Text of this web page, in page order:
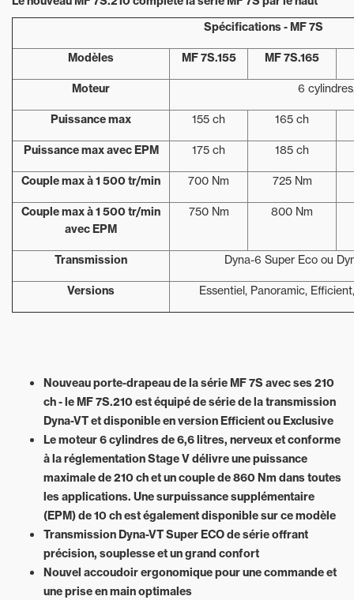
Spécifications - MF 7S
Modèles MF 7S.155 MF 7S.165
Moteur 6
Puissance max 155 ch 165 ch
Puissance max avec EPM 175 ch 185 ch
Couple max à 1 500 tr/min 700 Nm 725 Nm
Couple max à 1 500 tr/min
avec EPM
750 Nm 800 Nm
Transmission Dyna-6 Super Eco ou
Versions Essentiel, Panoramic,
Nouveau porte-drapeau de la série MF 7S avec ses 210
ch - le MF 7S.210 est équipé de série de la transmission
Dyna-VT et disponible en version Efficient ou Exclusive
Le moteur 6 cylindres de 6,6 litres, nerveux et conforme
à la réglementation Stage V délivre une puissance
maximale de 210 ch et un couple de 860 Nm dans toutes
les applications. Une surpuissance supplémentaire
(EPM) de 10 ch est également disponible sur ce modèle
Transmission Dyna-VT Super ECO de série offrant
précision, souplesse et un grand confort
Nouvel accoudoir ergonomique pour une commande et
une prise en main optimales